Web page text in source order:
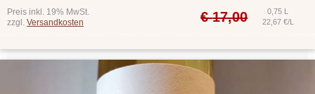
Preis inkl. 19% MwSt.
zzgl. Versandkosten €17,00
0,75 L
22,67 €/L